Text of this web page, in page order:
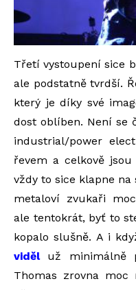
Třetí vystoupení sice
ale podstatně tvrdší.
který je díky své
dost oblíben. Není se
industrial/power
řevem a celkově jsou
vždy to sice klapne
metaloví zvukaři moc
ale tentokrát, byť to
kopalo slušně. A i
viděluž minimálně
Thomas zrovna